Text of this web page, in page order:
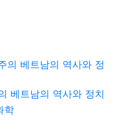
베트남의 역사와 정치